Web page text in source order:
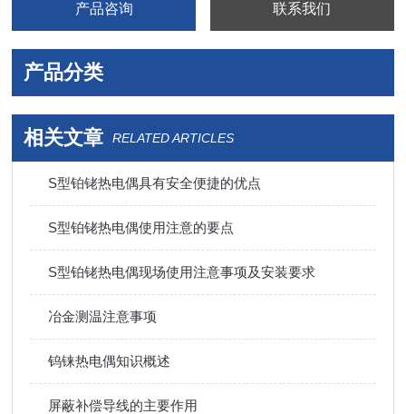
产品咨询 联系我们
产品分类
相关文章 RELATED ARTICLES
S型铂铑热电偶具有安全便捷的优点
S型铂铑热电偶使用注意的要点
S型铂铑热电偶现场使用注意事项及安装要求
冶金测温注意事项
钨铼热电偶知识概述
屏蔽补偿导线的主要作用